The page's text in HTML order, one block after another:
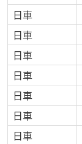
日車
日車
日車
日車
日車
日車
日車